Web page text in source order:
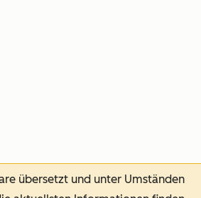
übersetzt und unter Umständen